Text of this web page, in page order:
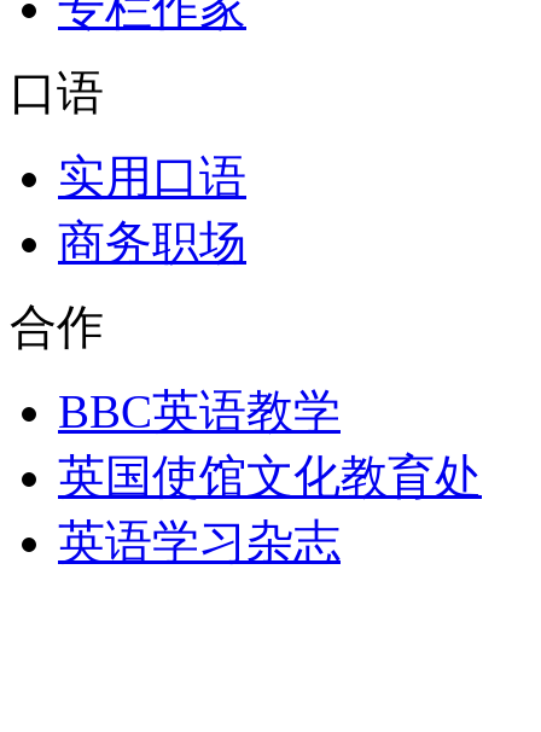
口语
实用口语
商务职场
合作
BBC英语教学
英国使馆文化教育处
英语学习杂志